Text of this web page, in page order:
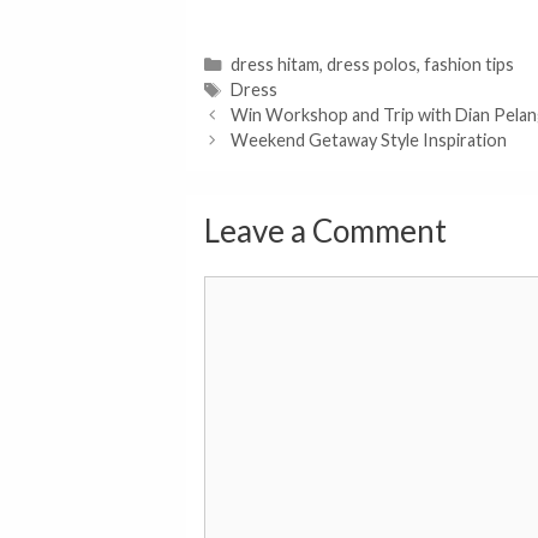
Categories
dress hitam, dress polos, fashion tips
Tags
Dress
Win Workshop and Trip with Dian
Weekend Getaway Style Inspiration
Leave a Comment